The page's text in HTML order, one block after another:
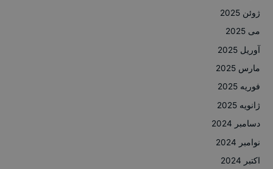
ژوئن 2025
می 2025
آوریل 2025
مارس 2025
فوریه 2025
ژانویه 2025
دسامبر 2024
نوامبر 2024
اکتبر 2024